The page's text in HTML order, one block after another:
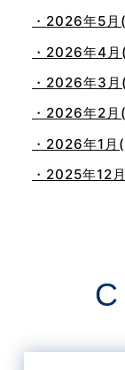
・2026年5
・2026年4
・2026年3
・2026年2
・2026年1月
・2025年12
・2025年8